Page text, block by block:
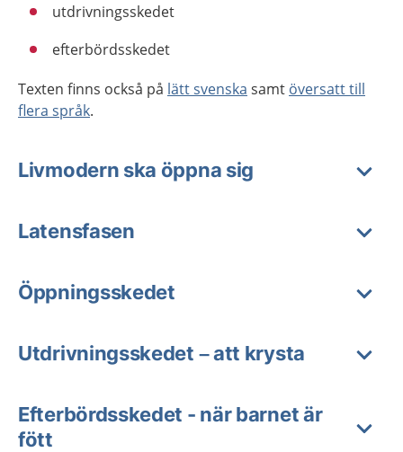
utdrivningsskedet
efterbördsskedet
Texten finns också på lätt svenska samt översatt till
flera språk.
Livmodern ska öppna sig
Latensfasen
Öppningsskedet
Utdrivningsskedet – att krysta
Efterbördsskedet - när barnet är
fött